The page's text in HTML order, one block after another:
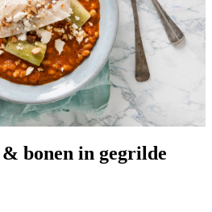
bonen in gegrilde